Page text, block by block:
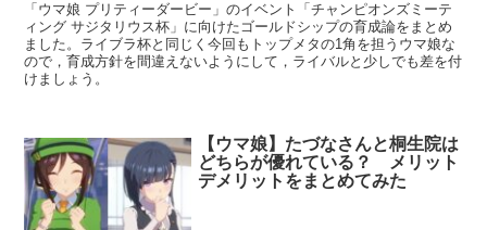
「ウマ娘 プリティーダービー」のイベント「チャンピオンズミーテ
ィング サジタリウス杯」に向けたゴールドシップの育成論をまとめ
ました。ライブラ杯と同じく今回もトップメタの1角を担うウマ娘な
ので，育成方針を間違えないようにして，ライバルと少しでも差を付
けましょう。
【ウマ娘】たづなさんと桐生院は
どちらが優れている？ メリット
デメリットをまとめてみた